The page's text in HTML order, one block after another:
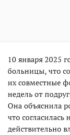
10 января 2025
больницы, что
их совместные
недель от
Она объяснила
что согласилась
действительно